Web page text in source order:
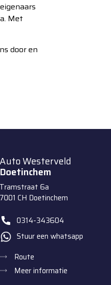
Met
door en
Auto Westerveld
Doetinchem
Tramstraat 6a
7001 CH Doetinchem
0314-343604
Stuur een whatsapp
Route
Meer informatie